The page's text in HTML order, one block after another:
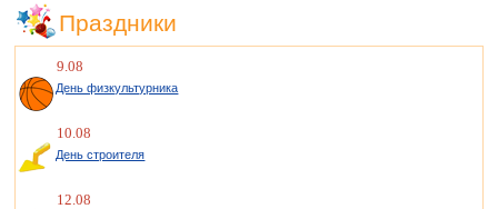
Праздники
9.08
День физкультурника
10.08
День строителя
12.08